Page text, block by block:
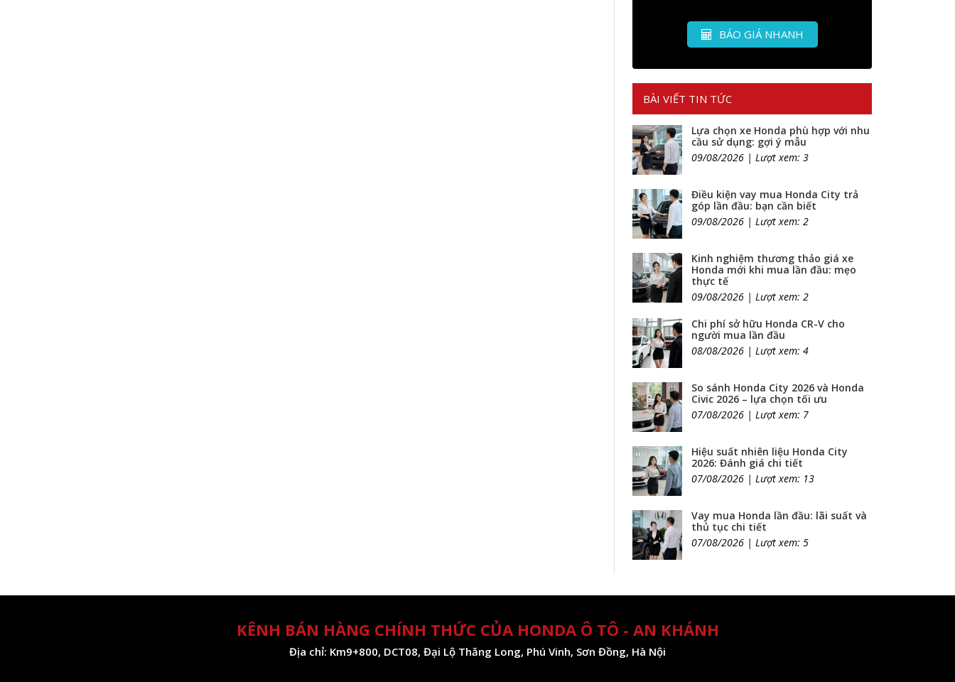
BÁO GIÁ NHANH
BÀI VIẾT TIN TỨC
Lựa chọn xe Honda phù hợp với nhu
cầu sử dụng: gợi ý mẫu
09/08/2026 | Lượt xem: 3
Điều kiện vay mua Honda City trả
góp lần đầu: bạn cần biết
09/08/2026 | Lượt xem: 2
Kinh nghiệm thương thảo giá xe
Honda mới khi mua lần đầu: mẹo
thực tế
09/08/2026 | Lượt xem: 2
Chi phí sở hữu Honda CR-V cho
người mua lần đầu
08/08/2026 | Lượt xem: 4
So sánh Honda City 2026 và Honda
Civic 2026 – lựa chọn tối ưu
07/08/2026 | Lượt xem: 7
Hiệu suất nhiên liệu Honda City
2026: Đánh giá chi tiết
07/08/2026 | Lượt xem: 13
Vay mua Honda lần đầu: lãi suất và
thủ tục chi tiết
07/08/2026 | Lượt xem: 5
KÊNH BÁN HÀNG CHÍNH THỨC CỦA HONDA Ô TÔ - AN KHÁNH
Địa chỉ: Km9+800, DCT08, Đại Lộ Thăng Long, Phú Vinh, Sơn Đồng, Hà Nội